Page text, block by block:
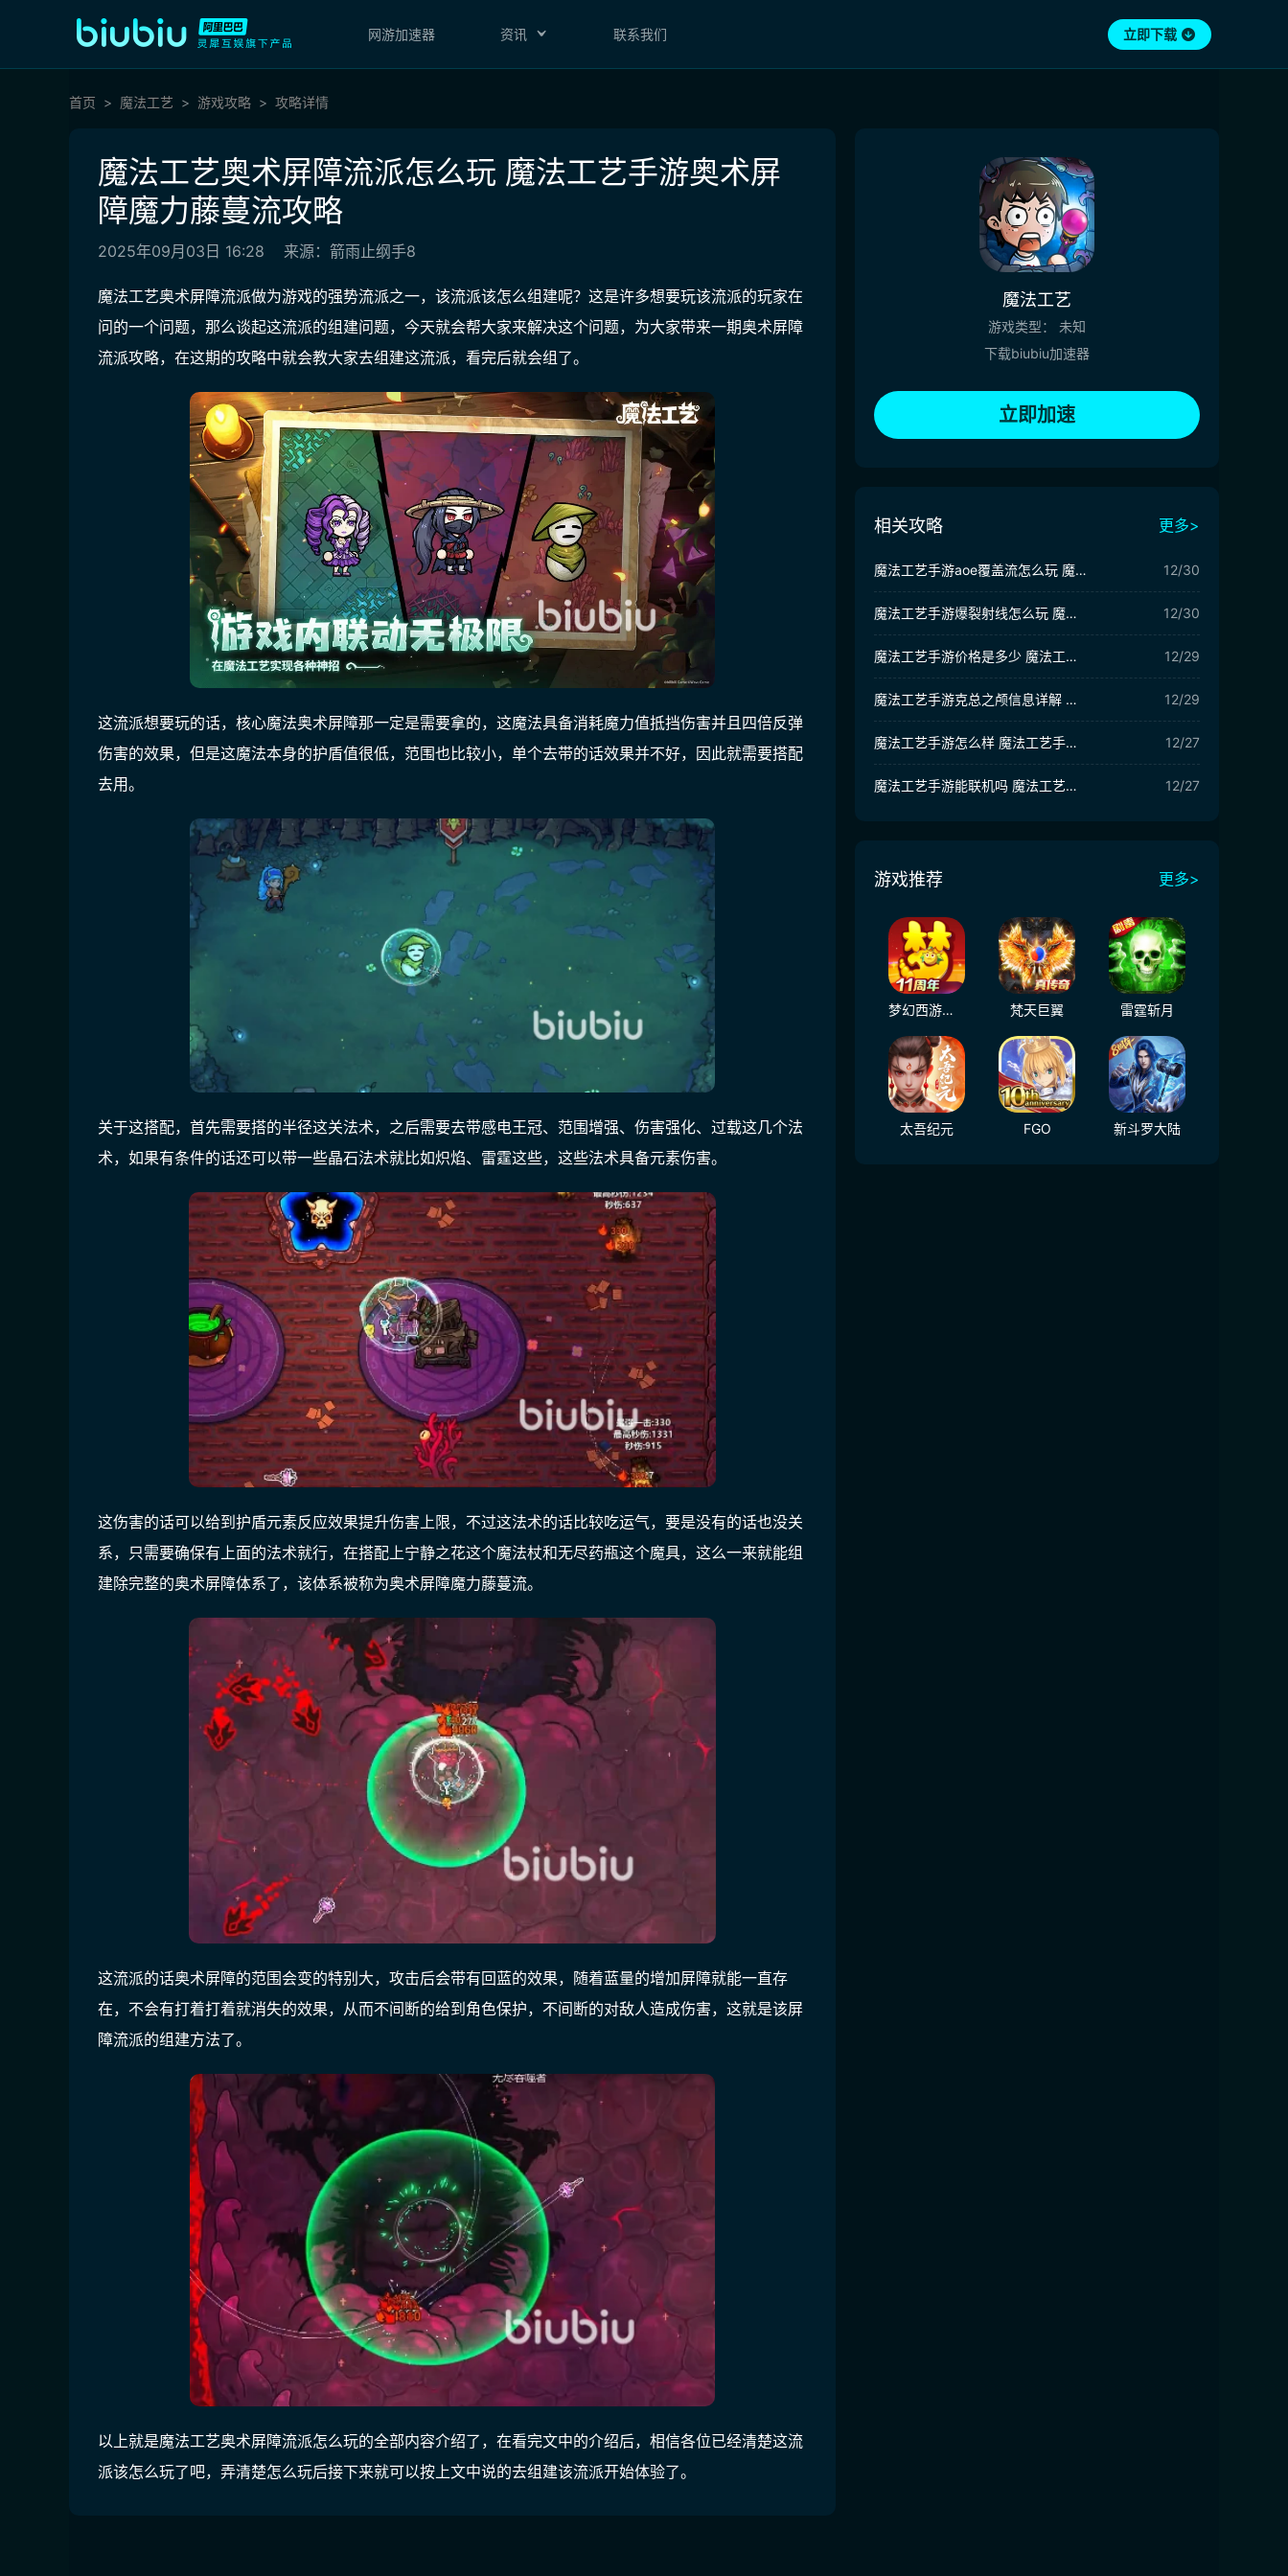
网游加速器 资讯 联系我们 立即下载
首页 魔法工艺 游戏攻略 攻略详情
魔法工艺奥术屏障流派怎么玩 魔法工艺手游奥术屏
障魔力藤蔓流攻略
2025年09月03日 16:28 来源：箭雨止纲手8
魔法工艺奥术屏障流派做为游戏的强势流派之一，该流派该怎么组建呢？这是许多想要玩该流派的玩家在
问的一个问题，那么谈起这流派的组建问题，今天就会帮大家来解决这个问题，为大家带来一期奥术屏障
流派攻略，在这期的攻略中就会教大家去组建这流派，看完后就会组了。
这流派想要玩的话，核心魔法奥术屏障那一定是需要拿的，这魔法具备消耗魔力值抵挡伤害并且四倍反弹
伤害的效果，但是这魔法本身的护盾值很低，范围也比较小，单个去带的话效果并不好，因此就需要搭配
去用。
关于这搭配，首先需要搭的半径这关法术，之后需要去带感电王冠、范围增强、伤害强化、过载这几个法
术，如果有条件的话还可以带一些晶石法术就比如炽焰、雷霆这些，这些法术具备元素伤害。
这伤害的话可以给到护盾元素反应效果提升伤害上限，不过这法术的话比较吃运气，要是没有的话也没关
系，只需要确保有上面的法术就行，在搭配上宁静之花这个魔法杖和无尽药瓶这个魔具，这么一来就能组
建除完整的奥术屏障体系了，该体系被称为奥术屏障魔力藤蔓流。
这流派的话奥术屏障的范围会变的特别大，攻击后会带有回蓝的效果，随着蓝量的增加屏障就能一直存
在，不会有打着打着就消失的效果，从而不间断的给到角色保护，不间断的对敌人造成伤害，这就是该屏
障流派的组建方法了。
以上就是魔法工艺奥术屏障流派怎么玩的全部内容介绍了，在看完文中的介绍后，相信各位已经清楚这流
派该怎么玩了吧，弄清楚怎么玩后接下来就可以按上文中说的去组建该流派开始体验了。
魔法工艺
游戏类型：
未知
下载biubiu加速器
立即加速
相关攻略 更多>
魔法工艺手游aoe覆盖流怎么玩 魔法工艺手游aoe覆盖流玩法分享 12/30
魔法工艺手游爆裂射线怎么玩 魔法工艺手游爆裂射线玩法攻略分享 12/30
魔法工艺手游价格是多少 魔法工艺手游价格介绍 12/29
魔法工艺手游克总之颅信息详解 魔法工艺手游克总之颅怎么样 12/29
魔法工艺手游怎么样 魔法工艺手游好玩吗 12/27
魔法工艺手游能联机吗 魔法工艺手游联机介绍 12/27
游戏推荐 更多>
梦幻西游（大陆服） 梵天巨翼 雷霆斩月
太吾纪元 FGO 新斗罗大陆